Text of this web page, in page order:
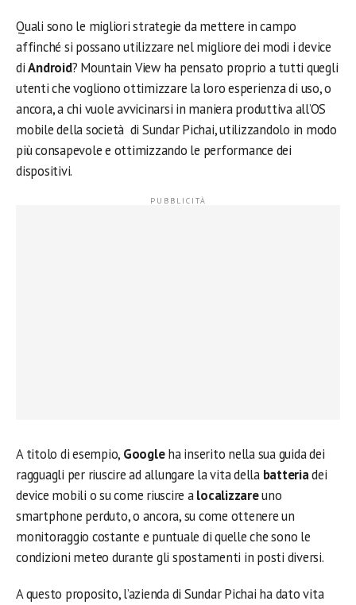
Quali sono le migliori strategie da mettere in campo
affinché si possano utilizzare nel migliore dei modi i device
diAndroid? Mountain View ha pensato proprio a tutti quegli
utenti che vogliono ottimizzare la loro esperienza di uso, o
ancora, a chi vuole avvicinarsi in maniera produttiva all’OS
mobile della società di Sundar Pichai, utilizzandolo in modo
più consapevole e ottimizzando le performance dei
dispositivi.
A titolo di esempio, Googleha inserito nella sua guida dei
ragguagli per riuscire ad allungare la vita della batteriadei
device mobili o su come riuscire alocalizzareuno
smartphone perduto, o ancora, su come ottenere un
monitoraggio costante e puntuale di quelle che sono le
condizioni meteo durante gli spostamenti in posti diversi.
A questo proposito, l’azienda di Sundar Pichai ha dato vita